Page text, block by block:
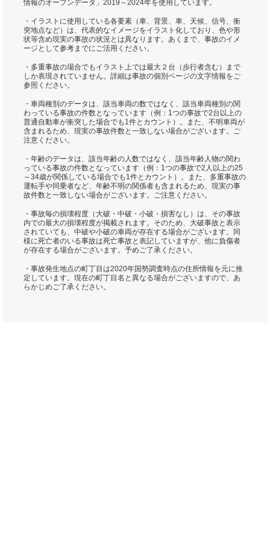
情報のオープンデータ」2019～2024年を使用しています。
・イラストに使用している各要素（車、背景、車、天候、信号、衝
突地点など）は、代表的なイメージをイラスト化しており、色や形
状等含め現実の事故の状況とは異なります。あくまで、事故のイメ
ージとして参考までにご活用ください。
・多重事故の場合でもイラスト上では最大２台（歩行者含む）まで
しか表現されていません。詳細は事故の個別ページの文字情報をご
参照ください。
・車両種別のデータは、該当車両の数ではなく、該当車両種別の関
わっている事故の件数となっています（例：1つの事故で2台以上の
普通自動車が衝突した場合でも1件とカウント）。また、不明車両が
含まれるため、現実の事故件数と一致しない場合がございます。ご
注意ください。
・年齢のデータは、該当年齢の人数ではなく、該当年齢人物の関わ
っている事故の件数となっています（例：1つの事故で2人以上の25
～34歳が関係している場合でも1件とカウント）。また、多重事故の
運転手や同乗者など、年齢不明の関係者も含まれるため、現実の事
故件数と一致しない場合がございます。ご注意ください。
・事故毎の損壊程度（大破・中破・小破・損害なし）は、その事故
内での最大の損壊程度が掲載されます。そのため、大破事故と表示
されていても、中破や小破の車両が存在する場合がございます。同
様に死亡者のいる事故は死亡事故と表記していますが、他に負傷者
が存在する場合がございます。予めご了承ください。
・事故発生地点の町丁目は2020年国勢調査時点の住所情報を元に推
定しています。現在の町丁目名と異なる場合がございますので、あ
らかじめご了承ください。